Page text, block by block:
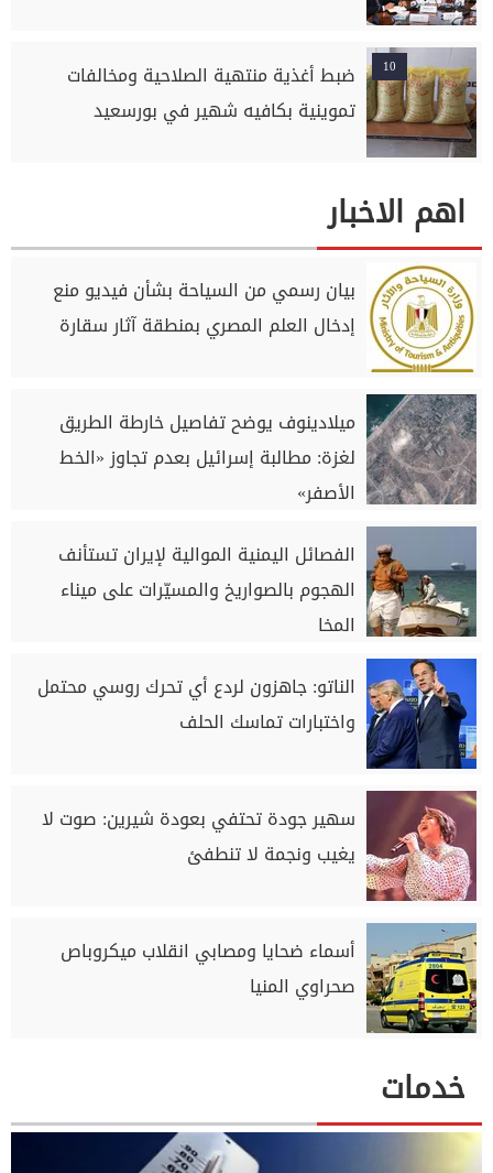
10
ضبط أغذية منتهية الصلاحية ومخالفات
تموينية بكافيه شهير في بورسعيد
اهم الاخبار
بيان رسمي من السياحة بشأن فيديو منع
إدخال العلم المصري بمنطقة آثار سقارة
ميلادينوف يوضح تفاصيل خارطة الطريق
لغزة: مطالبة إسرائيل بعدم تجاوز «الخط
الأصفر»
الفصائل اليمنية الموالية لإيران تستأنف
الهجوم بالصواريخ والمسيّرات على ميناء
المخا
الناتو: جاهزون لردع أي تحرك روسي محتمل
واختبارات تماسك الحلف
سهير جودة تحتفي بعودة شيرين: صوت لا
يغيب ونجمة لا تنطفئ
أسماء ضحايا ومصابي انقلاب ميكروباص
صحراوي المنيا
خدمات